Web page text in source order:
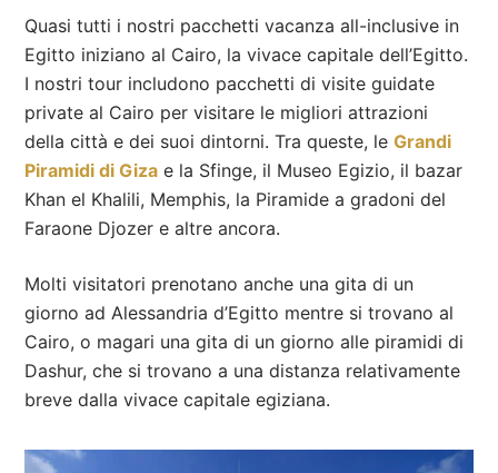
Quasi tutti i nostri pacchetti vacanza all-inclusive in
Egitto iniziano al Cairo, la vivace capitale dell’Egitto.
I nostri tour includono pacchetti di visite guidate
private al Cairo per visitare le migliori attrazioni
della città e dei suoi dintorni. Tra queste, leGrandi
Piramidi di Giza e la Sfinge, il Museo Egizio, il bazar
Khan el Khalili, Memphis, la Piramide a gradoni del
Faraone Djozer e altre ancora.
Molti visitatori prenotano anche una gita di un
giorno ad Alessandria d’Egitto mentre si trovano al
Cairo, o magari una gita di un giorno alle piramidi di
Dashur, che si trovano a una distanza relativamente
breve dalla vivace capitale egiziana.